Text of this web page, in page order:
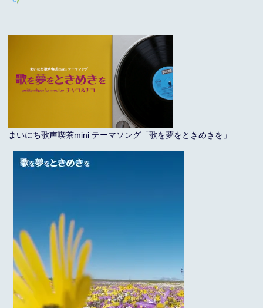
まいにち歌声喫茶mini テーマソング「歌を夢をときめきを」